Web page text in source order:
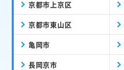
京都市上京区
京都市東山区
亀岡市
長岡京市